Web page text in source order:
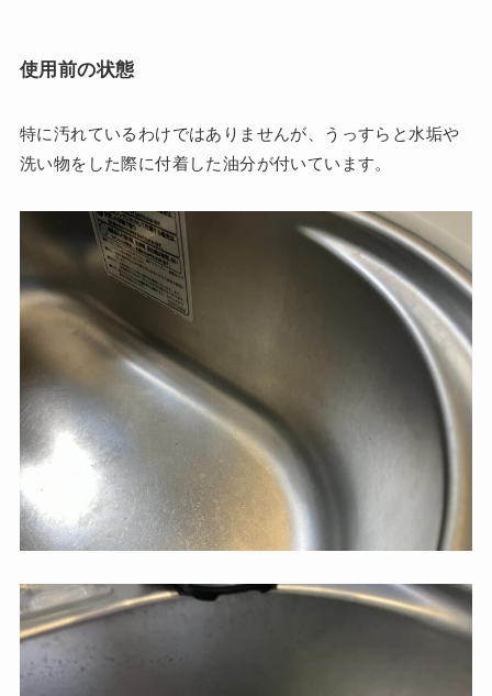
使用前の状態
特に汚れているわけではありませんが、うっすらと水垢や
洗い物をした際に付着した油分が付いています。